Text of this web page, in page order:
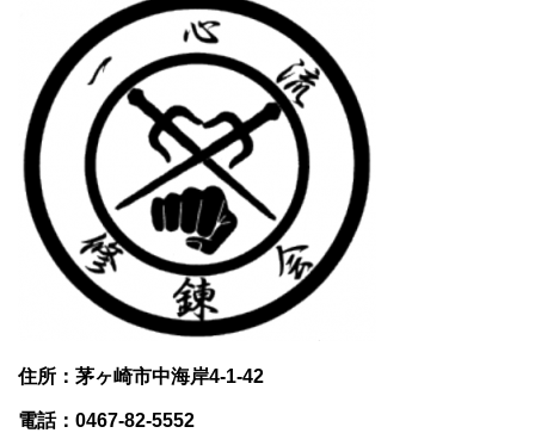
住所：茅ヶ崎市中海岸4-1-42
電話：0467-82-5552